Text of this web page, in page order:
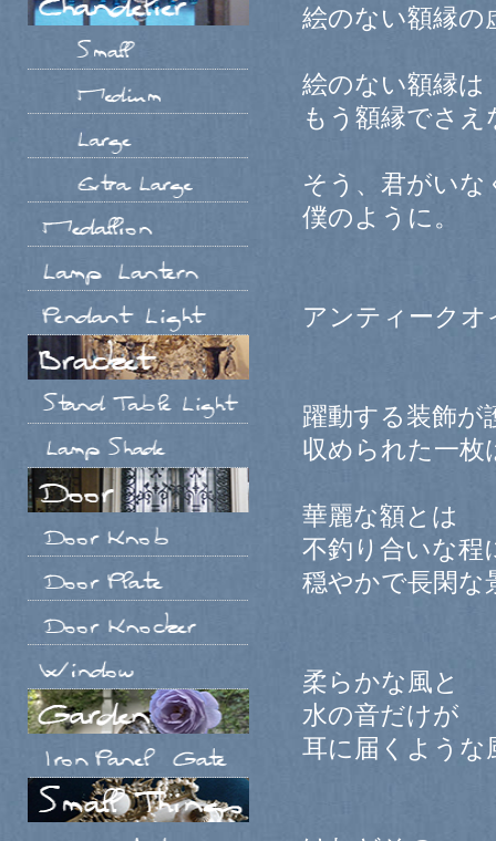
絵のない額縁の
絵のない額縁は
もう額縁でさえ
そう、君がいな
僕のように。
アンティーク
躍動する装飾が
収められた一枚
華麗な額とは
不釣り合いな程
穏やかで長閑な
柔らかな風と
水の音だけが
耳に届くような